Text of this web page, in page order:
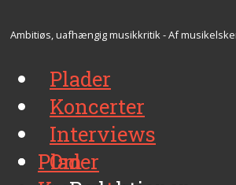
Ambitiøs, uafhængig musikkritik - Af
Plader
Koncerter
Interviews
Om
Plader